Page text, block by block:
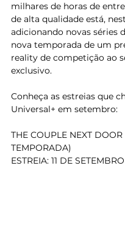
milhares de horas de
de alta qualidade está,
adicionando novas séries
nova temporada de um
reality de competição ao
exclusivo.
Conheça as estreias que
Universal+ em setembro:
THE COUPLE NEXT
TEMPORADA)
ESTREIA: 11 DE SETEMBRO